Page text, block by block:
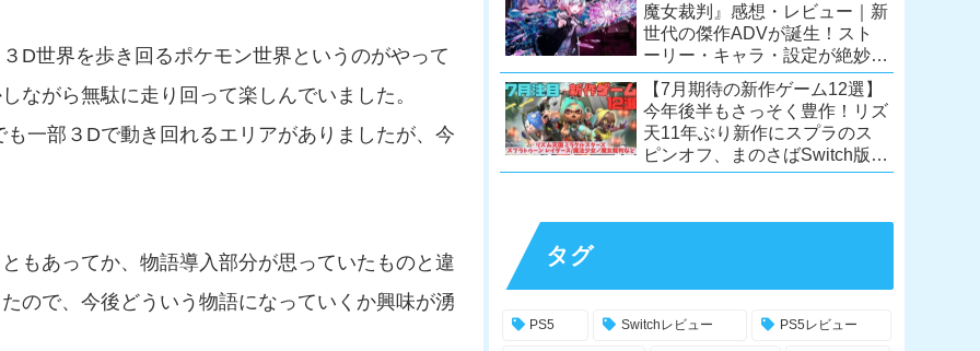
D世界を歩き回るポケモン世界というのがやって
ながら無駄に走り回って楽しんでいました。
一部３Dで動き回れるエリアがありましたが、今
もあってか、物語導入部分が思っていたものと違
ので、今後どういう物語になっていくか興味が湧
魔女裁判』感想・レビュー｜新
世代の傑作ADVが誕生！スト
ーリー・キャラ・設定が絶妙に
絡み合う、命懸けの議論ミステ
リー【PC/Switch】
【7月期待の新作ゲーム12選】
今年後半もさっそく豊作！リズ
天11年ぶり新作にスプラのス
ピンオフ、まのさばSwitch版
も！【Switch2/PS5/PC】
タグ
PS5 Switchレビュー PS5レビュー